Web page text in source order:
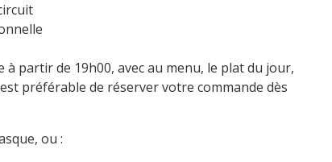
partir de 19h00, avec au menu, le plat du jour,
préférable de réserver votre commande dès
ou :